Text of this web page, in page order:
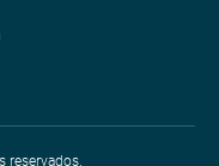
reservados.